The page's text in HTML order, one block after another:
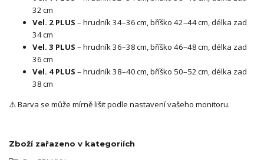
32 cm
Vel. 2 PLUS – hrudník 34–36 cm, bříško 42–44 cm, délka zad
34 cm
Vel. 3 PLUS – hrudník 36–38 cm, bříško 46–48 cm, délka zad
36 cm
Vel. 4 PLUS – hrudník 38–40 cm, bříško 50–52 cm, délka zad
38 cm
⚠️ Barva se může mírně lišit podle nastavení vašeho monitoru.
Zboží zařazeno v kategoriích